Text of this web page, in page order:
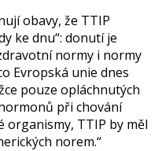
obavy, že TTIP
ke dnu“: donutí je
normy i normy
Evropská unie dnes
pouze opláchnutých
při chování
organismy, TTIP by měl
norem.“